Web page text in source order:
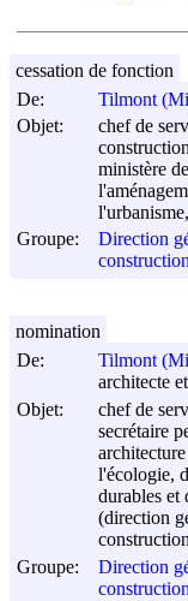
De:
Tilmont
Objet:
chef de
ministère
Groupe:
Direction
construction
cessation de fonction
De:
Tilmont
architecte
Objet:
chef de
secrétaire
l'écologie,
durables et
(direction
Groupe:
Direction
construction
nomination